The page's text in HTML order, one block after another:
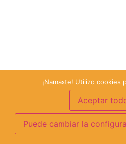
¡Namaste! Utilizo cookies
Aceptar
Puede cambiar la